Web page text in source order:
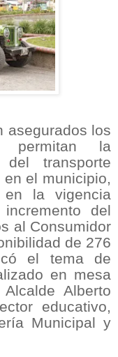
asegurados los
permitan la
transporte
el municipio,
en la vigencia
del
al Consumidor
de 276
el tema de
en mesa
Alberto
educativo,
Municipal y